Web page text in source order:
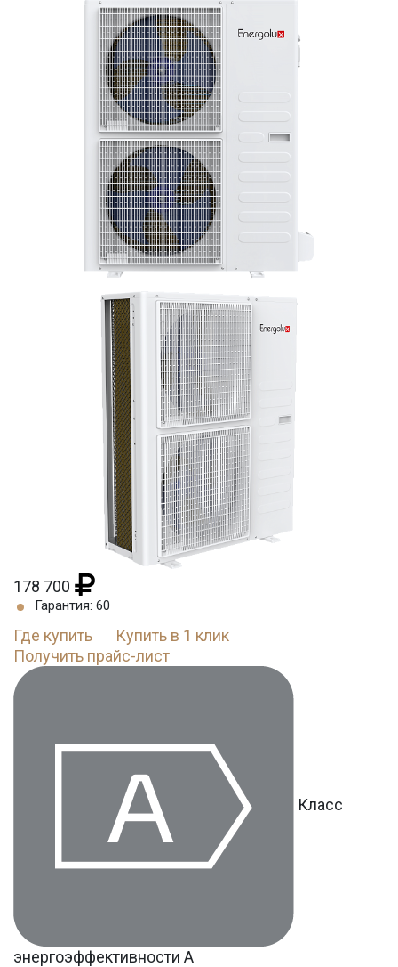
178 700
Гарантия: 60
Где купить
Купить в 1 клик
Получить прайс-лист
Класс
энергоэффективности A